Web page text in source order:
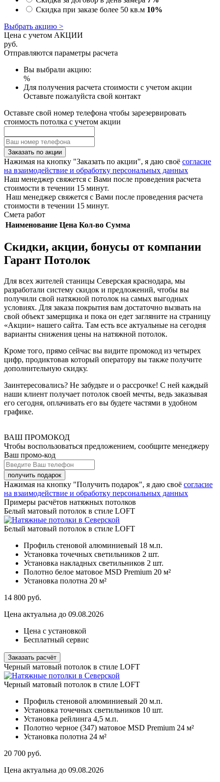
Скидка при заказе более 50 кв.м 10%
Выбрать акцию >
Цена с учетом АКЦИИ
руб.
Отправляются параметры расчета
Вы выбрали акцию:
%
Для получения расчета стоимости с учетом акции
Оставьте пожалуйста свой контакт
Оставьте свой номер телефона чтобы зарезервировать
стоимость потолка с учетом акции
Заказать по акции
Нажимая на кнопку "Заказать по акции", я даю своё согласие
на взаимодействие и обработку персональных данных
Наш менеджер свяжется с Вами после проведения расчета
стоимости в течении 15 минут.
Наш менеджер свяжется с Вами после проведения расчета
стоимости в течении 15 минут.
Смета работ
Наименование Цена Кол-во Сумма
Скидки, акции, бонусы от компании
Гарант Потолок
Для всех жителей станицы Северская краснодара, мы
разработали систему скидок и предложений, чтобы вы
получили свой натяжной потолок на самых выгодных
условиях. Для заказа покрытия вам достаточно вызвать на
свой объект замерщика и пока он едет загляните на страницу
«Акции» нашего сайта. Там есть все актуальные на сегодня
варианты снижения цены на натяжной потолок.
Кроме того, прямо сейчас вы видите промокод из четырех
цифр, продиктовав который оператору вы также получите
дополнительную скидку.
Заинтересовались? Не забудьте и о рассрочке! С ней каждый
наши клиент получает потолок своей мечты, ведь заказывая
его сегодня, оплачивать его вы будете частями в удобном
графике.
ВАШ ПРОМОКОД
Чтобы воспользоваться предложением, сообщите менеджеру
Ваш промо-код
Нажимая на кнопку "Получить подарок", я даю своё согласие
на взаимодействие и обработку персональных данных
Примеры расчётов натяжных потолков
Белый матовый потолок в стиле LOFT
Белый матовый потолок в стиле LOFT
Профиль стеновой алюминиевый 18 м.п.
Установка точечных светильников 2 шт.
Установка накладных светильников 2 шт.
Полотно белое матовое MSD Premium 20 м²
Установка полотна 20 м²
14 800 руб.
Цена актуальна до 09.08.2026
Цена с установкой
Бесплатный сервис
Заказать расчёт
Черный матовый потолок в стиле LOFT
Черный матовый потолок в стиле LOFT
Профиль стеновой алюминиевый 20 м.п.
Установка точечных светильников 10 шт.
Установка рейлинга 4,5 м.п.
Полотно черное (347) матовое MSD Premium 24 м²
Установка полотна 24 м²
20 700 руб.
Цена актуальна до 09.08.2026